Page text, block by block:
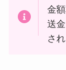
金
送
され